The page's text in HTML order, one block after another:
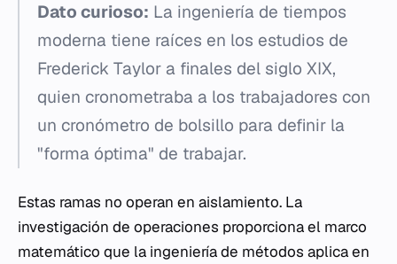
Dato curioso: La ingeniería de tiempos
moderna tiene raíces en los estudios de
Frederick Taylor a finales del siglo XIX,
quien cronometraba a los trabajadores con
un cronómetro de bolsillo para definir la
"forma óptima" de trabajar.
Estas ramas no operan en aislamiento. La
investigación de operaciones proporciona el marco
matemático que la ingeniería de métodos aplica en